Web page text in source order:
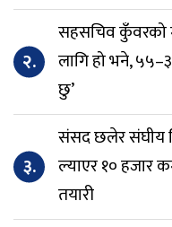
२.
सहसचिव कुँवरको
लागि हो भने,
छु’
३.
संसद छलेर संघीय
ल्याएर १० हजार
तयारी